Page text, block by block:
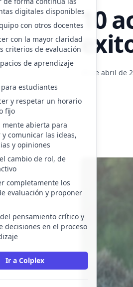
10
29 de abril de
digitales disponibles
con otros docentes
con la mayor claridad
criterios de evaluación
de aprendizaje
estudiantes
y respetar un horario
fijo
mente abierta para
comunicar las ideas,
y opiniones
cambio de rol, de
completamente los
evaluación y proponer
pensamiento crítico y
decisiones en el proceso
Ir a Colplex